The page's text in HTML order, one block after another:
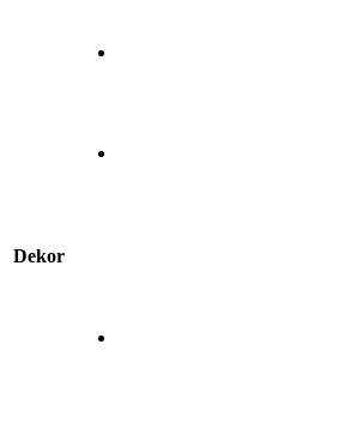
Dekor